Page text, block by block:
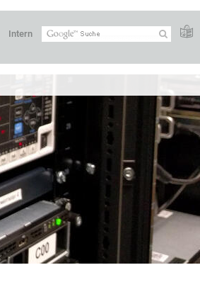
Intern